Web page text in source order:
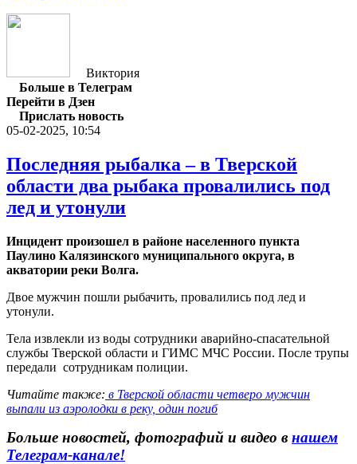
Виктория
Больше в Телеграм
Перейти в Дзен
Прислать новость
05-02-2025, 10:54
Последняя рыбалка – в Тверской
области два рыбака провалились под
лед и утонули
Инцидент произошел в районе населенного пункта
Паулино Калязинского муниципального округа, в
акватории реки Волга.
Двое мужчин пошли рыбачить, провалились под лед и
утонули.
Тела извлекли из воды сотрудники аварийно-спасательной
службы Тверской области и ГИМС МЧС России. После трупы
передали сотрудникам полиции.
Читайте также: в Тверской области четверо мужчин
выпали из аэролодки в реку, один погиб
Больше новостей, фотографий и видео в нашем
Телеграм-канале!